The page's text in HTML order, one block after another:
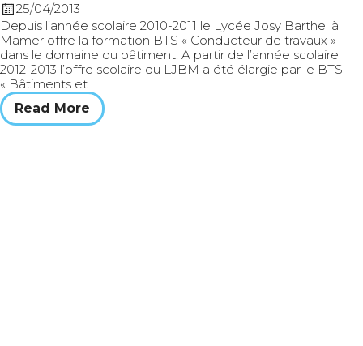
25/04/2013
Depuis l’année scolaire 2010-2011 le Lycée Josy Barthel à
Mamer offre la formation BTS « Conducteur de travaux »
dans le domaine du bâtiment. A partir de l’année scolaire
2012-2013 l’offre scolaire du LJBM a été élargie par le BTS
« Bâtiments et …
Read More